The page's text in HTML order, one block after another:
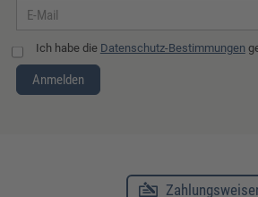
Ich habe die Datenschutz-Bestimmungen
Anmelden